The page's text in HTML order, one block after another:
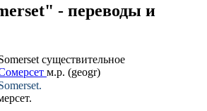
- переводы и
существительное
м.р. (geogr)
.
.